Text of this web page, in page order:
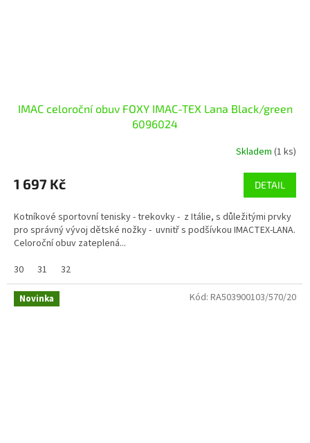
IMAC celoroční obuv FOXY IMAC-TEX Lana Black/green
6096024
Skladem (1 ks)
1 697 Kč DETAIL
Kotníkové sportovní tenisky - trekovky - z Itálie, s důležitými prvky
pro správný vývoj dětské nožky - uvnitř s podšívkou IMACTEX-LANA.
Celoroční obuv zateplená...
30
31 32
Novinka Kód: RA503900103/570/20